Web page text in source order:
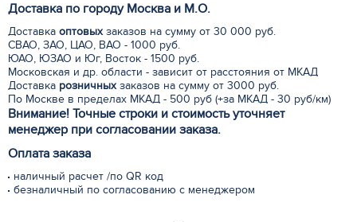
Доставка по городу Москва и М.О.
Доставка оптовыхзаказов на сумму от 30 000 руб.
СВАО, ЗАО, ЦАО, ВАО - 1000 руб.
ЮАО, ЮЗАО и Юг, Восток - 1500 руб.
Московская и др. области - зависит от расстояния от МКАД
Доставка розничныхзаказов на сумму от 3000 руб.
По Москве в пределах МКАД - 500 руб (+за МКАД - 30 руб/км)
Внимание! Точные строки и стоимость уточняет
менеджер при согласовании заказа.
Оплата заказа
наличный расчет /по QR код
безналичный по согласованию с менеджером